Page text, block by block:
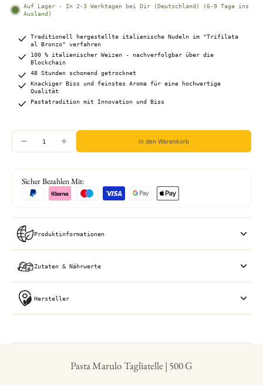
Auf Lager - In 2-3 Werktagen bei Dir (Deutschland) (6-9 Tage ins
Ausland)
Traditionell hergestellte italienische Nudeln im "Trifilata
al Bronzo" verfahren
100 % italienischer Weizen - nachverfolgbar über die
Blockchain
48 Stunden schonend getrocknet
Knackiger Biss und feinstes Aroma für eine hochwertige
Qualität
Pastatradition mit Innovation und Biss
In den Warenkorb
Sicher Bezahlen Mit:
Produktinformationen
Zutaten & Nährwerte
Hersteller
Pasta Marulo Tagliatelle | 500 G